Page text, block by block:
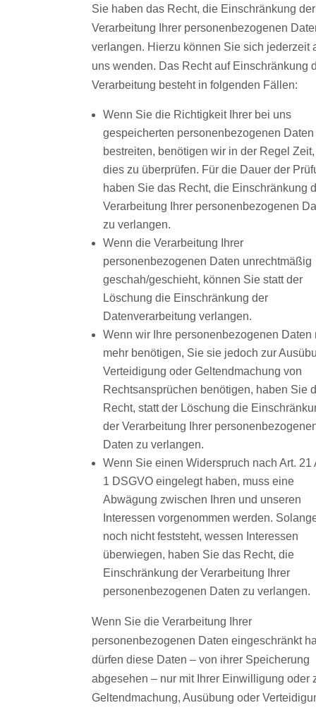
Sie haben das Recht, die Einschränkung der
Verarbeitung Ihrer personenbezogenen
verlangen. Hierzu können Sie sich jederzeit
uns wenden. Das Recht auf Einschränkung
Verarbeitung besteht in folgenden Fällen:
Wenn Sie die Richtigkeit Ihrer bei uns
gespeicherten personenbezogenen Daten
bestreiten, benötigen wir in der Regel
dies zu überprüfen. Für die Dauer der
haben Sie das Recht, die Einschränkung
Verarbeitung Ihrer personenbezogenen
zu verlangen.
Wenn die Verarbeitung Ihrer
personenbezogenen Daten unrechtmäßig
geschah/geschieht, können Sie statt der
Löschung die Einschränkung der
Datenverarbeitung verlangen.
Wenn wir Ihre personenbezogenen Daten
mehr benötigen, Sie sie jedoch zur
Verteidigung oder Geltendmachung von
Rechtsansprüchen benötigen, haben Sie
Recht, statt der Löschung die
der Verarbeitung Ihrer
Daten zu verlangen.
Wenn Sie einen Widerspruch nach Art. 21
1 DSGVO eingelegt haben, muss eine
Abwägung zwischen Ihren und unseren
Interessen vorgenommen werden.
noch nicht feststeht, wessen Interessen
überwiegen, haben Sie das Recht, die
Einschränkung der Verarbeitung Ihrer
personenbezogenen Daten zu verlangen.
Wenn Sie die Verarbeitung Ihrer
personenbezogenen Daten eingeschränkt
dürfen diese Daten – von ihrer Speicherung
abgesehen – nur mit Ihrer Einwilligung oder
Geltendmachung, Ausübung oder